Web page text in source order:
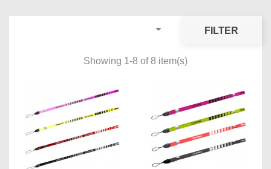
 FILTER
Showing 1-8 of 8 item(s)